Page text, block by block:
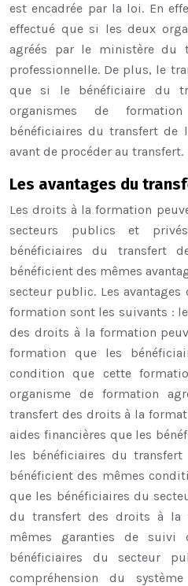
est encadrée par la loi. En
effectué que si les deux
agréés par le ministère du
professionnelle. De plus, le
que si le bénéficiaire du
organismes de
bénéficiaires du transfert
avant de procéder au transfert.
Les avantages du
Les droits à la formation
secteurs publics et
bénéficiaires du transfert
bénéficient des mêmes
secteur public. Les
formation sont les suivants :
des droits à la formation
formation que les
condition que cette
organisme de formation
transfert des droits à la
aides financières que les
les bénéficiaires du
bénéficient des mêmes
que les bénéficiaires du
du transfert des droits à la
mêmes garanties de
bénéficiaires du secteur
compréhension du